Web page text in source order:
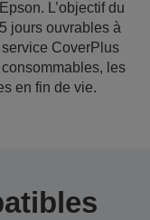
L’objectif du
jours ouvrables à
CoverPlus
les
en fin de vie.